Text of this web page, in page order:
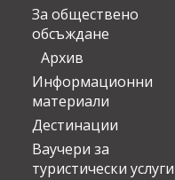
За обществено
обсъждане
Архив
Информационни
материали
Дестинации
Ваучери за
туристически услуги